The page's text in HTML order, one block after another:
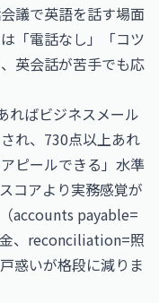
議で英語を話す場面
「電話なし」「コツ
英会話が苦手でも応
ればビジネスメール
れ、730点以上あれ
ピールできる」水準
コアより実務感覚が
accounts payable=
、reconciliation=照
惑いが格段に減りま